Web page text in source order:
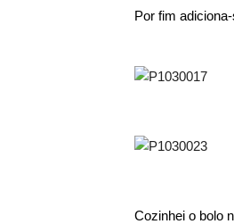
Por fim
Cozinhei o bolo